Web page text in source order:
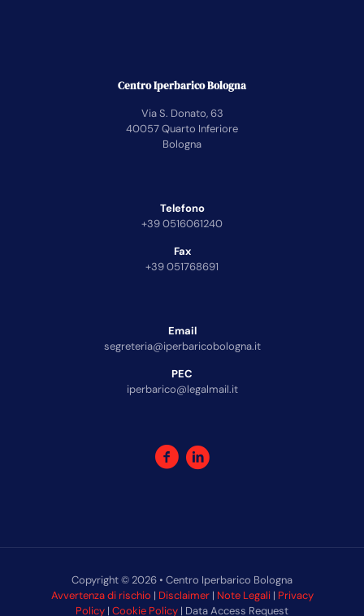
Centro Iperbarico Bologna
Via S. Donato, 63
40057 Quarto Inferiore
Bologna
Telefono
+39 0516061240
Fax
+39 051768691
Email
segreteria@iperbaricobologna.it
PEC
iperbarico@legalmail.it
Copyright © 2026 • Centro Iperbarico Bologna
Avvertenza di rischio | Disclaimer| Note Legali| Privacy
Policy | Cookie Policy | Data Access Request